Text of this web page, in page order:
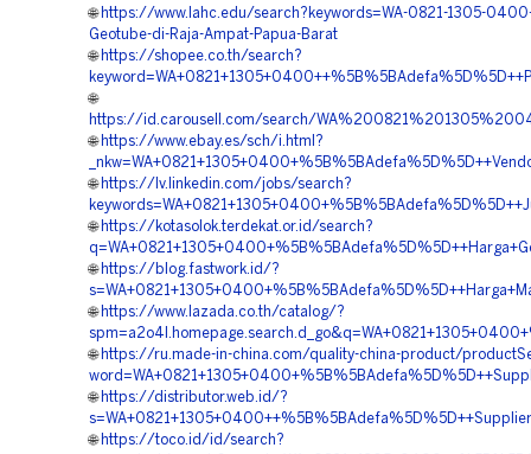
🌐 https://www.lahc.edu/search?keywords=WA-0821-1305-
Geotube-di-Raja-Ampat-Papua-Barat
🌐 https://shopee.co.th/search?
🌐
https://id.carousell.com/search/
🌐 https://www.ebay.es/sch/i.html?
🌐 https://lv.linkedin.com/jobs/search?
🌐 https://kotasolok.terdekat.or.id/search?
🌐 https://blog.fastwork.id/?
🌐 https://www.lazada.co.th/catalog/?
🌐 https://ru.made-in-china.com/quality-china-product/
🌐 https://distributor.web.id/?
🌐 https://toco.id/id/search?